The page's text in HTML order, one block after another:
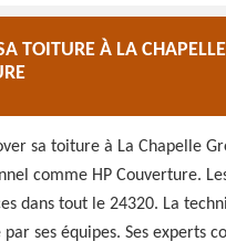
TOITURE À LA
sa toiture à La Chapelle
comme HP Couverture.
dans tout le 24320. La
ses équipes. Ses experts